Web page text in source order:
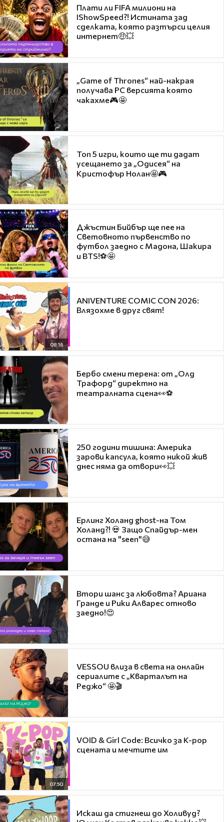
Плати ли FIFA милиони на
IShowSpeed?! Истината зад
сделката, която разтърси целия
интернет🤑💥
„Game of Thrones“ най-накрая
получава PC версията която
чакахме🎮🤩
Топ 5 игри, които ще ти дадат
усещането за „Одисея“ на
Кристофър Нолан🤩🎮
Джъстин Бийбър ще пее на
Световното първенство по
футбол заедно с Мадона, Шакира
и BTS!⚽🤩
08:16
ANIVENTURE COMIC CON 2026:
Влязохме в друг свят!
Бербо смени терена: от „Олд
Трафорд“ директно на
театралната сцена👀⚽
250 години тишина: Америка
зарови капсула, която никой жив
днес няма да отвори👀💥
Ерлинг Холанд ghost-на Том
Холанд?! 💀 Защо Спайдър-мен
остана на "seen"😅
Втори шанс за любовта? Ариана
Гранде и Рики Алварес отново
заедно!😍
VESSOU влиза в света на онлайн
сериалите с „Кварталът на
Реджо“ 🤩🎬
07:50
VOID & Girl Code: Всичко за K-pop
сцената и мечтите им
Искаш да стигнеш до Холивуд?